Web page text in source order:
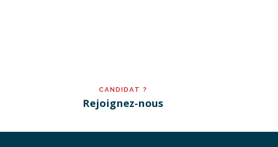
CANDIDAT ?
Rejoignez-nous